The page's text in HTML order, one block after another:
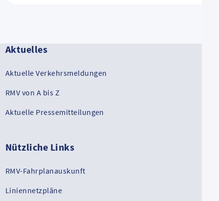
Aktuelles
Aktuelle Verkehrsmeldungen
RMV von A bis Z
Aktuelle Pressemitteilungen
Nützliche Links
RMV-Fahrplanauskunft
Liniennetzpläne